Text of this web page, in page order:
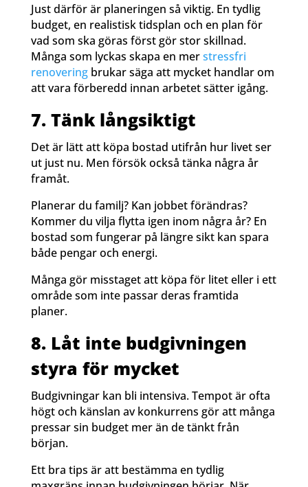
Just därför är planeringen så viktig. En tydlig
budget, en realistisk tidsplan och en plan för
vad som ska göras först gör stor skillnad.
Många som lyckas skapa en merstressfri
renoveringbrukar säga att mycket handlar om
att vara förberedd innan arbetet sätter igång.
7. Tänk långsiktigt
Det är lätt att köpa bostad utifrån hur livet ser
ut just nu. Men försök också tänka några år
framåt.
Planerar du familj? Kan jobbet förändras?
Kommer du vilja flytta igen inom några år? En
bostad som fungerar på längre sikt kan spara
både pengar och energi.
Många gör misstaget att köpa för litet eller i ett
område som inte passar deras framtida
planer.
8. Låt inte budgivningen
styra för mycket
Budgivningar kan bli intensiva. Tempot är ofta
högt och känslan av konkurrens gör att många
pressar sin budget mer än de tänkt från
början.
Ett bra tips är att bestämma en tydlig